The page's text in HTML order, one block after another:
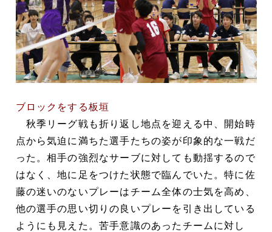
ブロックをする板垣
秋季リーグ戦も折り返し地点を迎える中、開始時
点から気迫に満ちた選手たちの姿が印象的な一戦だ
った。相手の強烈なサーブに対しても動揺するので
はなく、地に足をつけた状態で臨んでいた。特に佐
藤の迷いのないプレーはチーム全体の士気を高め、
他の選手の思い切りの良いプレーを引き出している
ようにも見えた。苦手意識のあったチームに対し